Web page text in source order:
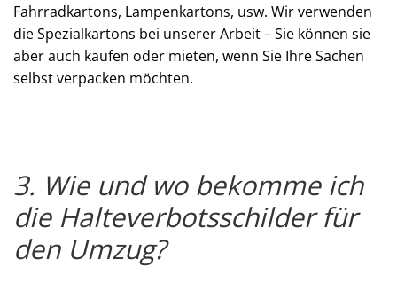
Fahrradkartons, Lampenkartons, usw. Wir verwenden
die Spezialkartons bei unserer Arbeit – Sie können sie
aber auch kaufen oder mieten, wenn Sie Ihre Sachen
selbst verpacken möchten.
3. Wie und wo bekomme ich
die Halteverbotsschilder für
den Umzug?